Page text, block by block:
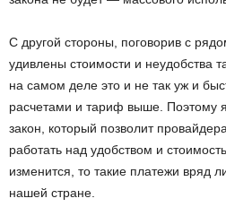
С другой стороны, поговорив с
удивлены стоимости и неудобства
на самом деле это и не так уж и
расчетами и тариф выше. Поэтому
закон, который позволит
работать над удобством и
изменится, то такие платежи вряд
нашей стране.